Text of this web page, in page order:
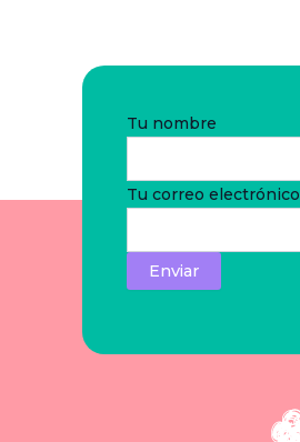
Tu nombre
Tu correo electrónico